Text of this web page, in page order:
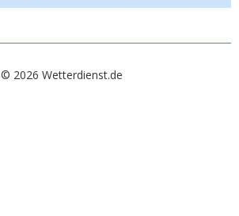
© 2026 Wetterdienst.de